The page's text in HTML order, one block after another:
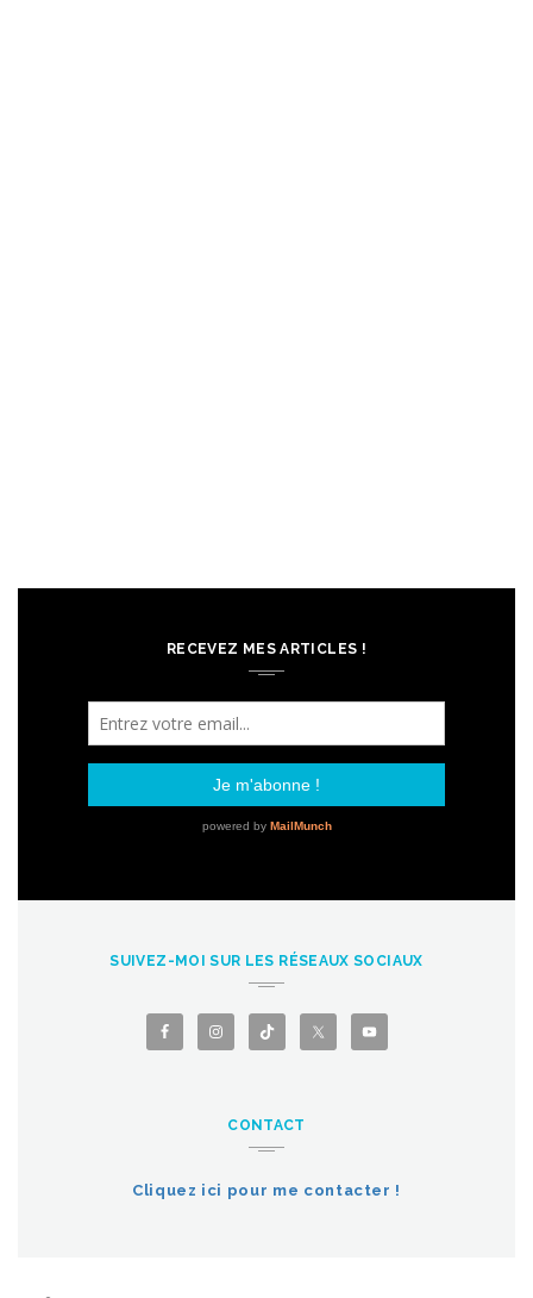
RECEVEZ MES ARTICLES !
SUIVEZ-MOI SUR LES RÉSEAUX SOCIAUX
CONTACT
Cliquez ici pour me contacter !